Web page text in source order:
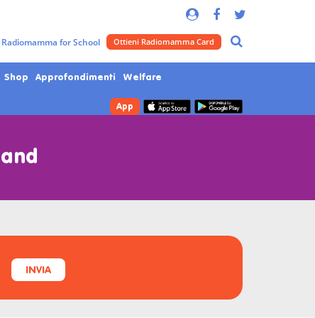
Radiomamma for School Ottieni Radiomamma Card
Shop Approfondimenti Welfare
App
INVIA